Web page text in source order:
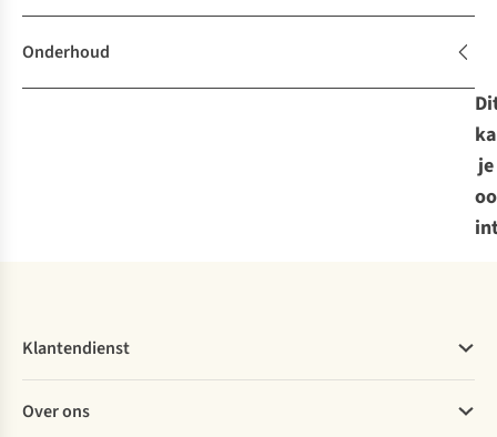
Onderhoud
je
Klantendienst
Bestellen
Over ons